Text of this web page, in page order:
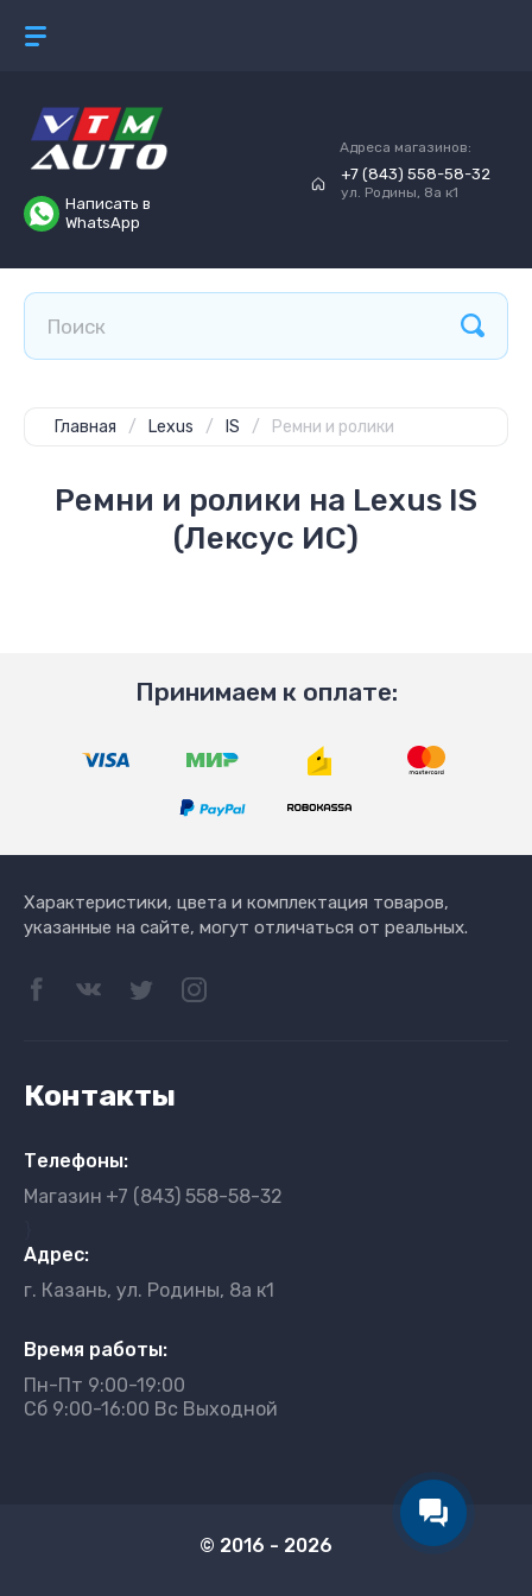
Написать в
WhatsApp
Адреса магазинов:
+7 (843) 558-58-32
ул. Родины, 8а к1
Главная / Lexus / IS / Ремни и ролики
Ремни и ролики на Lexus IS
(Лексус ИС)
Принимаем к оплате:
Характеристики, цвета и комплектация товаров,
указанные на сайте, могут отличаться от реальных.
Контакты
Телефоны:
Магазин +7 (843) 558-58-32
Адрес:
г. Казань, ул. Родины, 8а к1
Время работы:
Пн-Пт 9:00-19:00
Сб 9:00-16:00 Вс Выходной
© 2016 - 2026